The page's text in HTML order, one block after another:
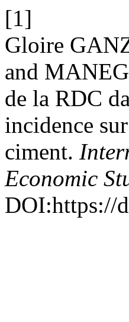
[1]
Gloire
and
de la RDC
incidence
ciment.
Economic
DOI:https://